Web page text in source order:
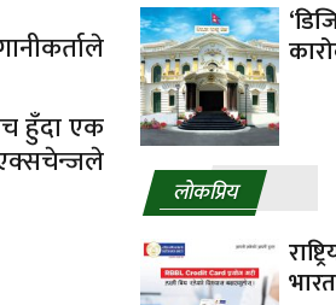
हुँदा एक
लाेकप्रिय